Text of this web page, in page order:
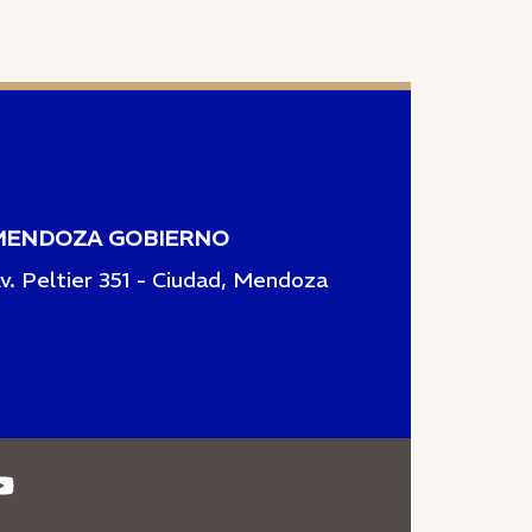
GOBIERNO
Peltier 351 - Ciudad, Mendoza